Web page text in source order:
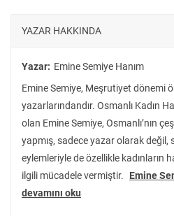
devam edilen romanı Muallime’yle
sarmal zaman kullanımı ve kalabalık
YAZAR HAKKINDA
Yazar: Emine Semiye Hanım
Emine Semiye, Meşrutiyet dönemi
yazarlarındandır. Osmanlı Kadın
olan Emine Semiye, Osmanlı’nın
yapmış, sadece yazar olarak değil,
eylemleriyle de özellikle kadınların
ilgili mücadele vermiştir.
Emine
devamını oku